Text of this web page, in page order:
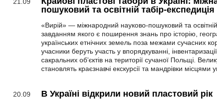
пошуковий та освітній табір-
«Вирій» — міжнародний науково-пошуковий та
завданням якого є поширення знань про історію,
українських етнічних земель поза межами сучасних
учасники беруть участь у впорядкуванні,
сакральних об’єктів на території сучаної Польщі.
становлять краєзнавчі екскурсії та мандрівки місцями
20.09 В Україні відкрили новий пластовий рік